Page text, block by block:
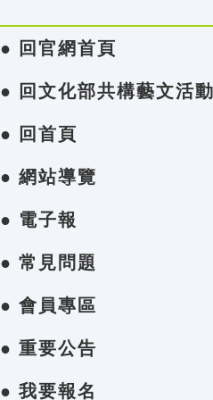
● 回官網首頁
● 回文化部共構藝文活
● 回首頁
● 網站導覽
● 電子報
● 常見問題
● 會員專區
● 重要公告
● 我要報名